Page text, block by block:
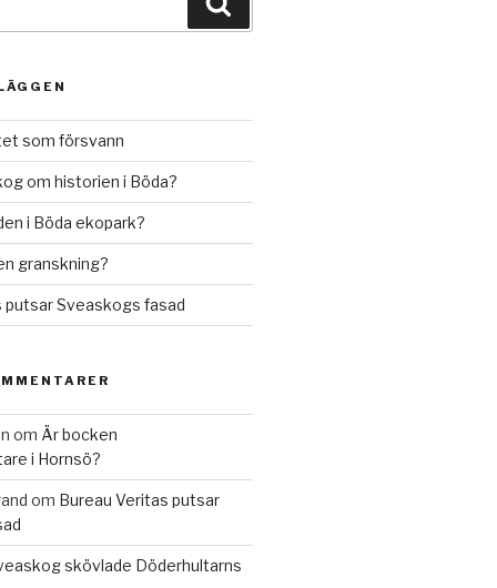
som försvann
om historien i Böda?
i Böda ekopark?
granskning?
putsar Sveaskogs fasad
om Är bocken
i Hornsö?
om Bureau Veritas putsar
skövlade Döderhultarns